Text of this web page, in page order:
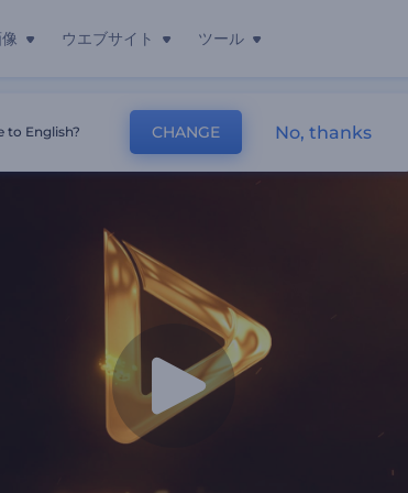
ウエブサイト ツール
to English? CHANGE No, thanks